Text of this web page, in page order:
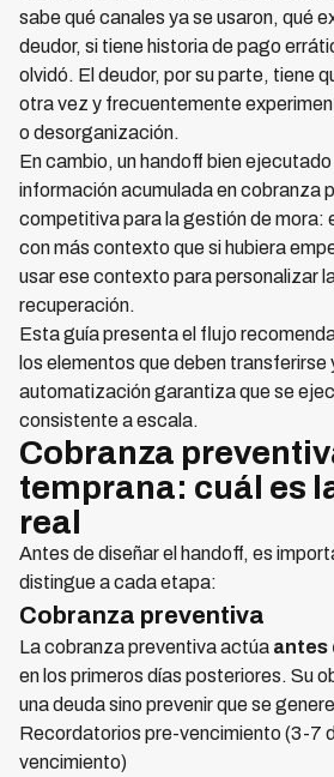
sabe qué canales ya se usaron, qué
deudor, si tiene historia de pago
olvidó. El deudor, por su parte, tiene
otra vez y frecuentemente
o desorganización.
En cambio, un handoff bien
información acumulada en cobranza
competitiva para la gestión de mora:
con más contexto que si hubiera
usar ese contexto para personalizar
recuperación.
Esta guía presenta el flujo
los elementos que deben transferirse
automatización garantiza que se
consistente a escala.
Cobranza
temprana: cuál es
real
Antes de diseñar el handoff, es
distingue a cada etapa:
Cobranza preventiva
La cobranza preventiva actúa antes
en los primeros días posteriores. Su
una deuda sino prevenir que se
Recordatorios pre-vencimiento (3-7
vencimiento)